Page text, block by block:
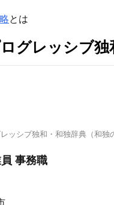
とは
グレッシブ独
ッシブ独和・和独辞典（和独
事務職